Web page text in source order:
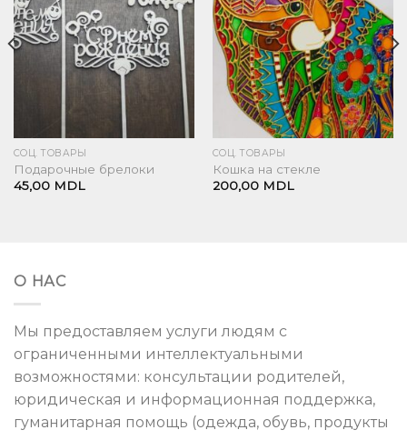
СОЦ. ТОВАРЫ
Подарочные брелоки
45,00 MDL
СОЦ. ТОВАРЫ
Кошка на стекле
200,00 MDL
О НАС
Мы предоставляем услуги людям с
ограниченными интеллектуальными
возможностями: консультации родителей,
юридическая и информационная поддержка,
гуманитарная помощь (одежда, обувь, продукты